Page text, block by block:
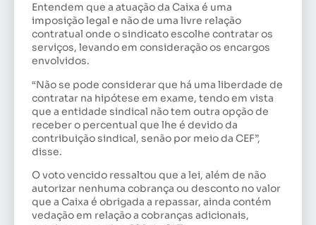
Entendem que a atuação da Caixa é uma
imposição legal e não de uma livre relação
contratual onde o sindicato escolhe contratar os
serviços, levando em consideração os encargos
envolvidos.
“Não se pode considerar que há uma liberdade de
contratar na hipótese em exame, tendo em vista
que a entidade sindical não tem outra opção de
receber o percentual que lhe é devido da
contribuição sindical, senão por meio da CEF”,
disse.
O voto vencido ressaltou que a lei, além de não
autorizar nenhuma cobrança ou desconto no valor
que a Caixa é obrigada a repassar, ainda contém
vedação em relação a cobranças adicionais,